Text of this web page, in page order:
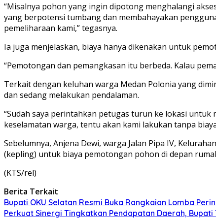
“Misalnya pohon yang ingin dipotong menghalangi
yang berpotensi tumbang dan membahayakan
pemeliharaan kami,” tegasnya.
Ia juga menjelaskan, biaya hanya dikenakan untuk
“Pemotongan dan pemangkasan itu berbeda. Kalau
Terkait dengan keluhan warga Medan Polonia yang
dan sedang melakukan pendalaman.
“Sudah saya perintahkan petugas turun ke lokasi
keselamatan warga, tentu akan kami lakukan tanpa
Sebelumnya, Anjena Dewi, warga Jalan Pipa IV,
(kepling) untuk biaya pemotongan pohon di depan
(KTS/rel)
Berita Terkait
Bupati OKU Selatan Resmi Buka Rangkaian Lomba
Perkuat Sinergi Tingkatkan Pendapatan Daerah,